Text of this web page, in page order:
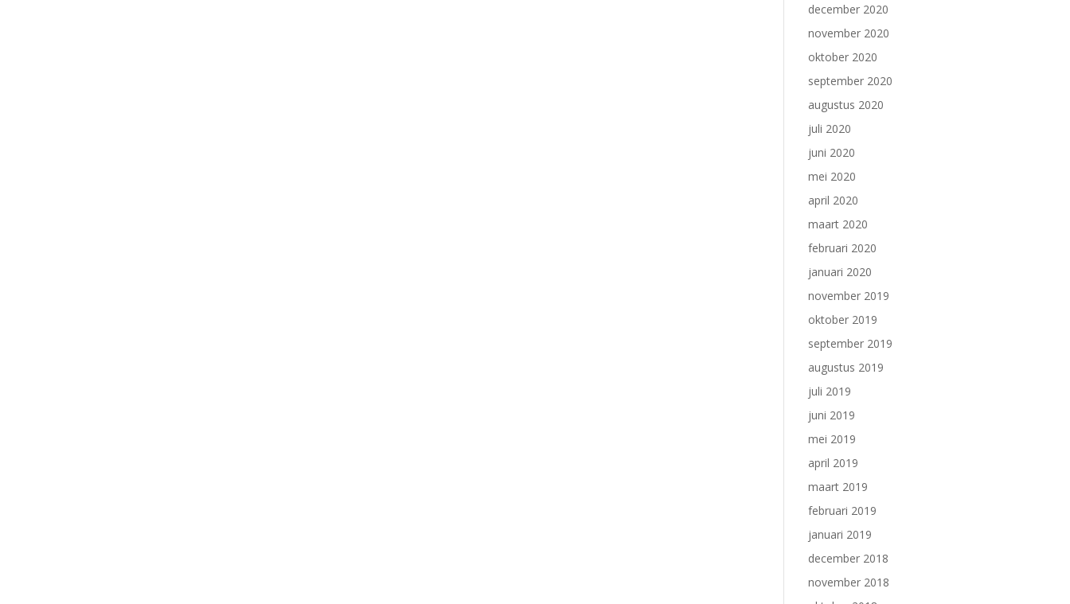
december 2020
november 2020
oktober 2020
september 2020
augustus 2020
juli 2020
juni 2020
mei 2020
april 2020
maart 2020
februari 2020
januari 2020
november 2019
oktober 2019
september 2019
augustus 2019
juli 2019
juni 2019
mei 2019
april 2019
maart 2019
februari 2019
januari 2019
december 2018
november 2018